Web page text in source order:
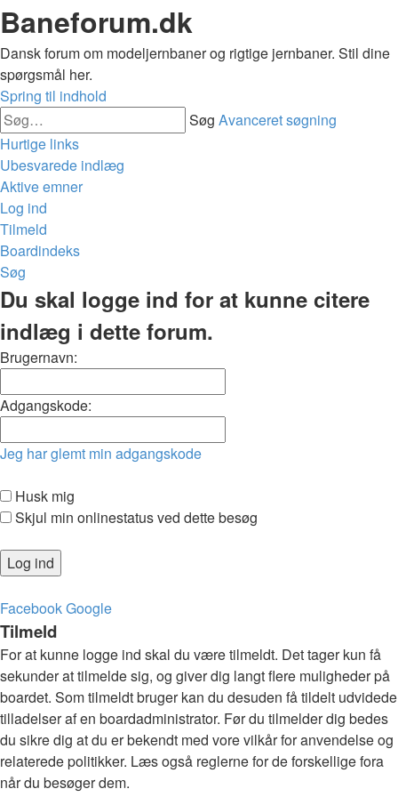
Baneforum.dk
Dansk forum om modeljernbaner og rigtige jernbaner. Stil dine
spørgsmål her.
Spring til indhold
Søg Avanceret søgning
Hurtige links
Ubesvarede indlæg
Aktive emner
Log ind
Tilmeld
Boardindeks
Søg
Du skal logge ind for at kunne citere
indlæg i dette forum.
Brugernavn:
Adgangskode:
Jeg har glemt min adgangskode
Husk mig
Skjul min onlinestatus ved dette besøg
FacebookGoogle
Tilmeld
For at kunne logge ind skal du være tilmeldt. Det tager kun få
sekunder at tilmelde sig, og giver dig langt flere muligheder på
boardet. Som tilmeldt bruger kan du desuden få tildelt udvidede
tilladelser af en boardadministrator. Før du tilmelder dig bedes
du sikre dig at du er bekendt med vore vilkår for anvendelse og
relaterede politikker. Læs også reglerne for de forskellige fora
når du besøger dem.